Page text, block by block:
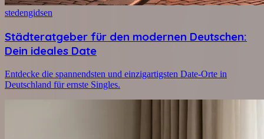
stedengidsen
Städteratgeber für den modernen Deutschen:
Dein ideales Date
Entdecke die spannendsten und einzigartigsten Date-Orte in
Deutschland für ernste Singles.